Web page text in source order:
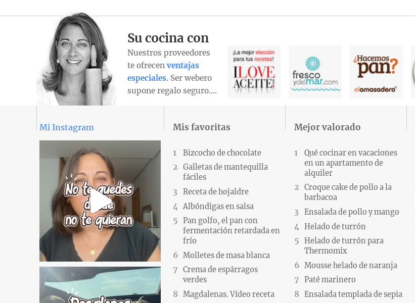
Su cocina con
Nuestros proveedores
te ofrecen ventajas
especiales. Ser webero
supone regalo seguro….
Mi Instagram Mis favoritas
Bizcocho de chocolate
Galletas de mantequilla
fáciles
Receta de hojaldre
Albóndigas en salsa
Pan golfo, el pan con
fermentación retardada en
frío
Molletes de masa blanca
Crema de espárragos
verdes
Magdalenas. Vídeo receta
Mejor valorado
Qué cocinar en vacaciones
en un apartamento de
alquiler
Croque cake de pollo a la
barbacoa
Ensalada de pollo y mango
Helado de turrón
Helado de turrón para
Thermomix
Mousse helado de naranja
Paté marinero
Ensalada templada de sepia